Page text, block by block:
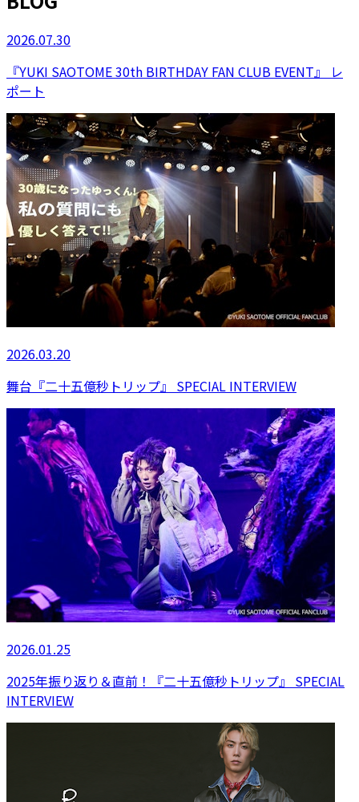
2026.07.30
『YUKI SAOTOME 30th BIRTHDAY FAN CLUB EVENT』 レ
ポート
2026.03.20
舞台『二十五億秒トリップ』 SPECIAL INTERVIEW
2026.01.25
2025年振り返り＆直前！『二十五億秒トリップ』 SPECIAL
INTERVIEW